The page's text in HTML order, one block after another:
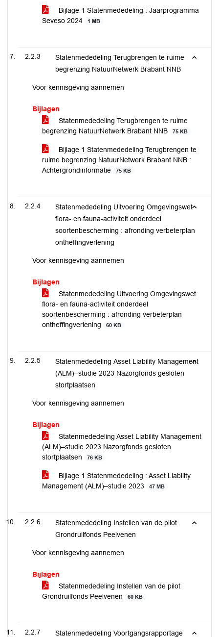
Bijlage 1 Statenmededeling : Jaarprogramma
Seveso 2024
1 MB
2.2.3
Statenmededeling Terugbrengen te ruime
begrenzing NatuurNetwerk Brabant NNB
Voor kennisgeving aannemen
Bijlagen
Statenmededeling Terugbrengen te ruime
begrenzing NatuurNetwerk Brabant NNB
75 KB
Bijlage 1 Statenmededeling Terugbrengen te
ruime begrenzing NatuurNetwerk Brabant NNB :
Achtergrondinformatie
75 KB
2.2.4
Statenmededeling Uitvoering Omgevingswet
flora- en fauna-activiteit onderdeel
soortenbescherming : afronding verbeterplan
ontheffingverlening
Voor kennisgeving aannemen
Bijlagen
Statenmededeling Uitvoering Omgevingswet
flora- en fauna-activiteit onderdeel
soortenbescherming : afronding verbeterplan
ontheffingverlening
60 KB
2.2.5
Statenmededeling Asset Liability Management
(ALM)–studie 2023 Nazorgfonds gesloten
stortplaatsen
Voor kennisgeving aannemen
Bijlagen
Statenmededeling Asset Liability Management
(ALM)–studie 2023 Nazorgfonds gesloten
stortplaatsen
76 KB
Bijlage 1 Statenmededeling : Asset Liability
Management (ALM)–studie 2023
47 MB
2.2.6
Statenmededeling Instellen van de pilot
Grondruilfonds Peelvenen
Voor kennisgeving aannemen
Bijlagen
Statenmededeling Instellen van de pilot
Grondruilfonds Peelvenen
60 KB
2.2.7 Statenmededeling Voortgangsrapportage